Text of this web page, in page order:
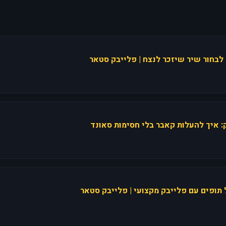
לבחור שיר שיזכר לנצח | פלייבק סטאר
איך להעלות קאבר בלי חסימות סאונד
עם פלייבק מקצועי | פלייבק סטאר